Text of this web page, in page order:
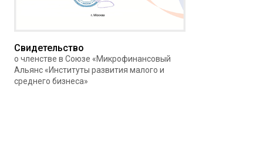
Свидетельство
о членстве в Союзе «Микрофинансовый
Альянс «Институты развития малого и
среднего бизнеса»